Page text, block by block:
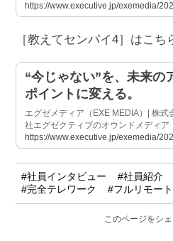
https://www.executive.jp/exemedia/
［教えてセンパイ4］はこち
“今じゃない”を、未来の
ポイントに変える。
エグゼメディア（EXE MEDIA）| 株式
社エグゼクティブのオウンドメディア
https://www.executive.jp/exemedia/
#社員インタビュー #社員紹介
#完全テレワーク
#フルリモー
このページをシ